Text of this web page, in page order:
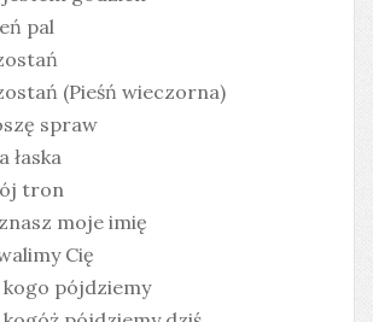
pal
(Pieśń wieczorna)
spraw
łaska
tron
moje imię
Cię
kogo pójdziemy